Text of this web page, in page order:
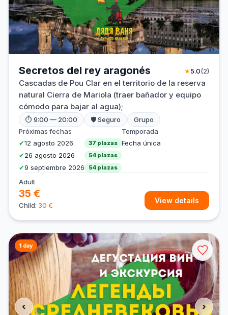
Secretos del rey aragonés ★5.0(2)
Cascadas de Pou Clar en el territorio de la reserva
natural Cierra de Mariola (traer bañador y equipo
cómodo para bajar al agua);
⏱ 9:00 — 20:00 🛡 Seguro
Grupo
Próximas fechas
✔12 agosto 2026 37 plazas
✔26 agosto 2026 54 plazas
✔9 septiembre 2026 54 plazas
Temporada
Fecha única
Adult
35 €
Child: 30 €
View details
‹ ›
1 day